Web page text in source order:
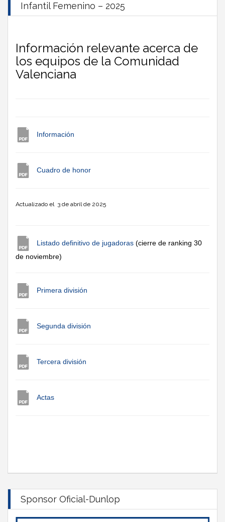
Infantil Femenino – 2025
Información relevante acerca de
los equipos de la Comunidad
Valenciana
Información
Cuadro de honor
Actualizado el 3 de abril de 2025
Listado definitivo de jugadoras (cierre de ranking 30
de noviembre)
Primera división
Segunda división
Tercera división
Actas
Sponsor Oficial-Dunlop